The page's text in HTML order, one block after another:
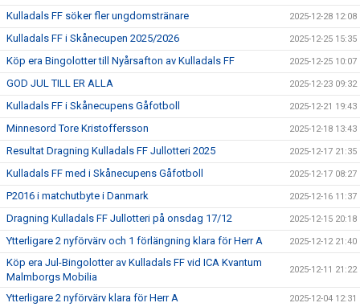
Kulladals FF söker fler ungdomstränare 2025-12-28 12:08
Kulladals FF i Skånecupen 2025/2026 2025-12-25 15:35
Köp era Bingolotter till Nyårsafton av Kulladals FF 2025-12-25 10:07
GOD JUL TILL ER ALLA 2025-12-23 09:32
Kulladals FF i Skånecupens Gåfotboll 2025-12-21 19:43
Minnesord Tore Kristoffersson 2025-12-18 13:43
Resultat Dragning Kulladals FF Jullotteri 2025 2025-12-17 21:35
Kulladals FF med i Skånecupens Gåfotboll 2025-12-17 08:27
P2016 i matchutbyte i Danmark 2025-12-16 11:37
Dragning Kulladals FF Jullotteri på onsdag 17/12 2025-12-15 20:18
Ytterligare 2 nyförvärv och 1 förlängning klara för Herr A 2025-12-12 21:40
Köp era Jul-Bingolotter av Kulladals FF vid ICA Kvantum
Malmborgs Mobilia
2025-12-11 21:22
Ytterligare 2 nyförvärv klara för Herr A 2025-12-04 12:31